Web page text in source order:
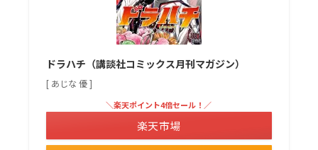
ドラハチ（講談社コミックス月刊マガジン）
[ あじな 優 ]
＼楽天ポイント4倍セール！／
楽天市場